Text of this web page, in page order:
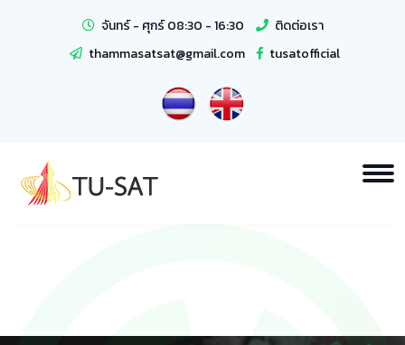
จันทร์ - ศุกร์ 08:30 - 16:30
ติดต่อเรา
thammasatsat@gmail.com
tusatofficial